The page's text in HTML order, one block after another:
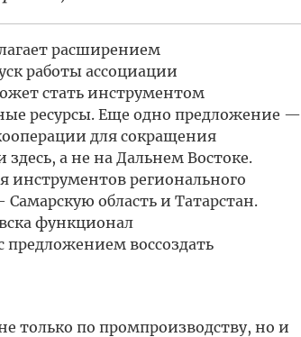
расширением
работы ассоциации
стать инструментом
ресурсы. Еще одно предложение —
для сокращения
здесь, а не на Дальнем Востоке.
инструментов регионального
область и Татарстан.
функционал
воссоздать
только по промпроизводству, но и